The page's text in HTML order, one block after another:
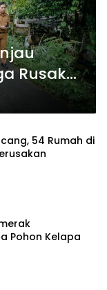
Rusak
54 Rumah di
Pohon Kelapa